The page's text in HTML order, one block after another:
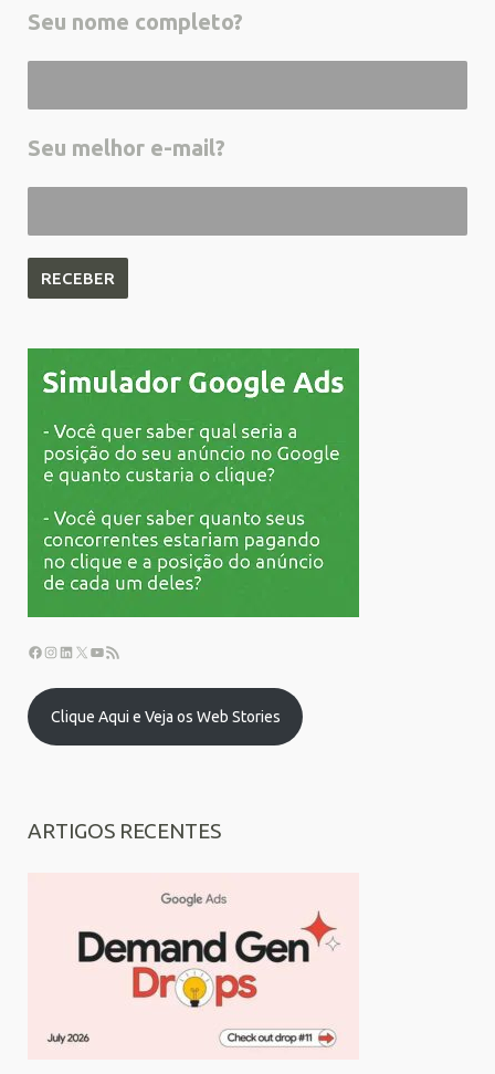
Seu nome completo?
Seu melhor e-mail?
Clique Aqui e Veja os Web Stories
ARTIGOS RECENTES